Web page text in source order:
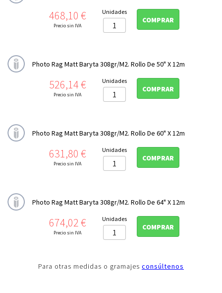
Precio
468,10 €
Precio sin IVA
Unidades
COMPRAR
Photo Rag Matt Baryta 308gr/m2. Rollo De 50" X 12m
Precio
526,14 €
Precio sin IVA
Unidades
COMPRAR
Photo Rag Matt Baryta 308gr/m2. Rollo De 60" X 12m
Precio
631,80 €
Precio sin IVA
Unidades
COMPRAR
Photo Rag Matt Baryta 308gr/m2. Rollo De 64" X 12m
Precio
674,02 €
Precio sin IVA
Unidades
COMPRAR
Para otras medidas o gramajes consúltenos